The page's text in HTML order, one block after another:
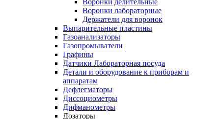
Воронки делительные
Воронки лабораторные
Держатели для воронок
Выпарительные пластины
Газоанализаторы
Газопромыватели
Графины
Датчики Лабораторная посуда
Детали и оборудование к приборам и
аппаратам
Дефлегматоры
Диссоциометры
Дифманометры
Дозаторы